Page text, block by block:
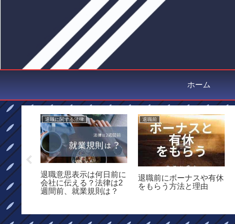
ホーム
があな
いこと
退職に関する法律
退職意思表示は何日前に
会社に伝える？法律は2
週間前、就業規則は？
退職前
退職前にボーナスや有休
をもらう方法と理由